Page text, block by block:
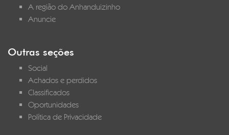
A região do Anhanduizinho
Anuncie
Outras seções
Social
Achados e perdidos
Classificados
Oportunidades
Política de Privacidade